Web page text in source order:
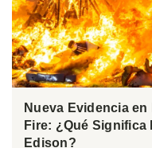
Nueva Evidencia
Fire: ¿Qué Significa
Edison?